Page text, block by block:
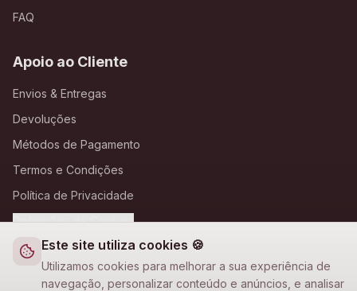
Este site utiliza cookies 🍪
Utilizamos cookies para melhorar a sua experiência de
navegação, personalizar conteúdo e anúncios, e analisar
FAQ
Apoio ao Cliente
Envios & Entregas
Devoluções
Métodos de Pagamento
Termos e Condições
Política de Privacidade
Definições de Cookies
A Loja Nova